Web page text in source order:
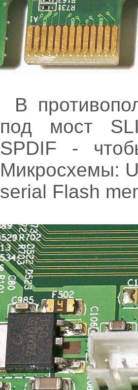
В
под мост
SPDIF -
Микросхемы:
serial Flash